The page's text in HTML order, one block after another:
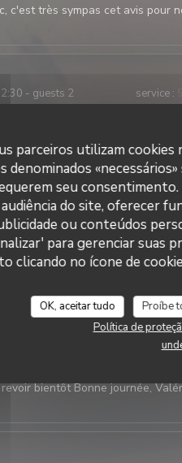
parceiros utilizam cookies
denominados
seu
audiência do site, oferecer
ou conteúdos
para gerenciar suas
clicando no ícone de
OK, aceitar tudo Proíbe
Política de
c'est très sympas cet avis
- guests 2 service :
au top Nous avons passés
N’hésitez pas à réserver pour
- guests 7 service :
respect des
très bien cuisinés en
sans problème.
has
bientôt Bonne journée,
La Galiote